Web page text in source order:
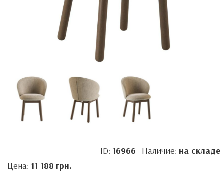
ID: 16966 Наличие: на складе
Цена: 11 188 грн.